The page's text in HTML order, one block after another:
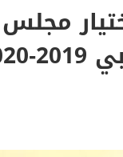
مجلس